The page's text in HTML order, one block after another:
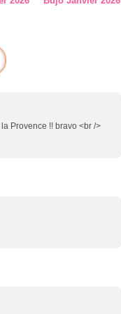
Provence !! bravo <br />